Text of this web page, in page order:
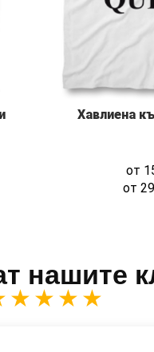
Хавлиена
от
от
нашите